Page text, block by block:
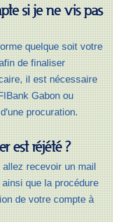
si je ne vis pas
quelque soit votre
de finaliser
il est nécessaire
Gabon ou
procuration.
est réjété ?
recevoir un mail
que la procédure
de votre compte à